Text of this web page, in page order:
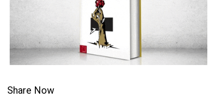
Share Now